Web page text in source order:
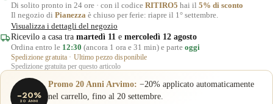
Di solito pronto in 24 ore · con il codice RITIRO5 hai il 5% di sconto
Il negozio di Pianezza è chiuso per ferie: riapre il 1° settembre.
Visualizza i dettagli del negozio
Ricevilo a casa tra martedì 11 e mercoledì 12 agosto
Ordina entro le 12:30 (ancora 1 ora e 31 min) e parte oggi
Spedizione gratuita · Ultimo pezzo disponibile
Spedizione gratuita per questo articolo
−20%
20 ANNI
Promo 20 Anni Arvimo: −20% applicato automaticamente
nel carrello, fino al 20 settembre.